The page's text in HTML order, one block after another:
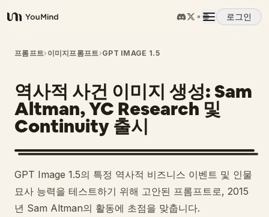
YouMind
로그인
개요
사용 사례
스킬
프롬프트
가격
프롬프트› 이미지프롬프트›GPT IMAGE 1.5
역사적 사건 이미지 생성: Sam
Altman, YC Research 및
Continuity 출시
GPT Image 1.5의 특정 역사적 비즈니스 이벤트 및 인물
묘사 능력을 테스트하기 위해 고안된 프롬프트로, 2015
년 Sam Altman의 활동에 초점을 맞춥니다.